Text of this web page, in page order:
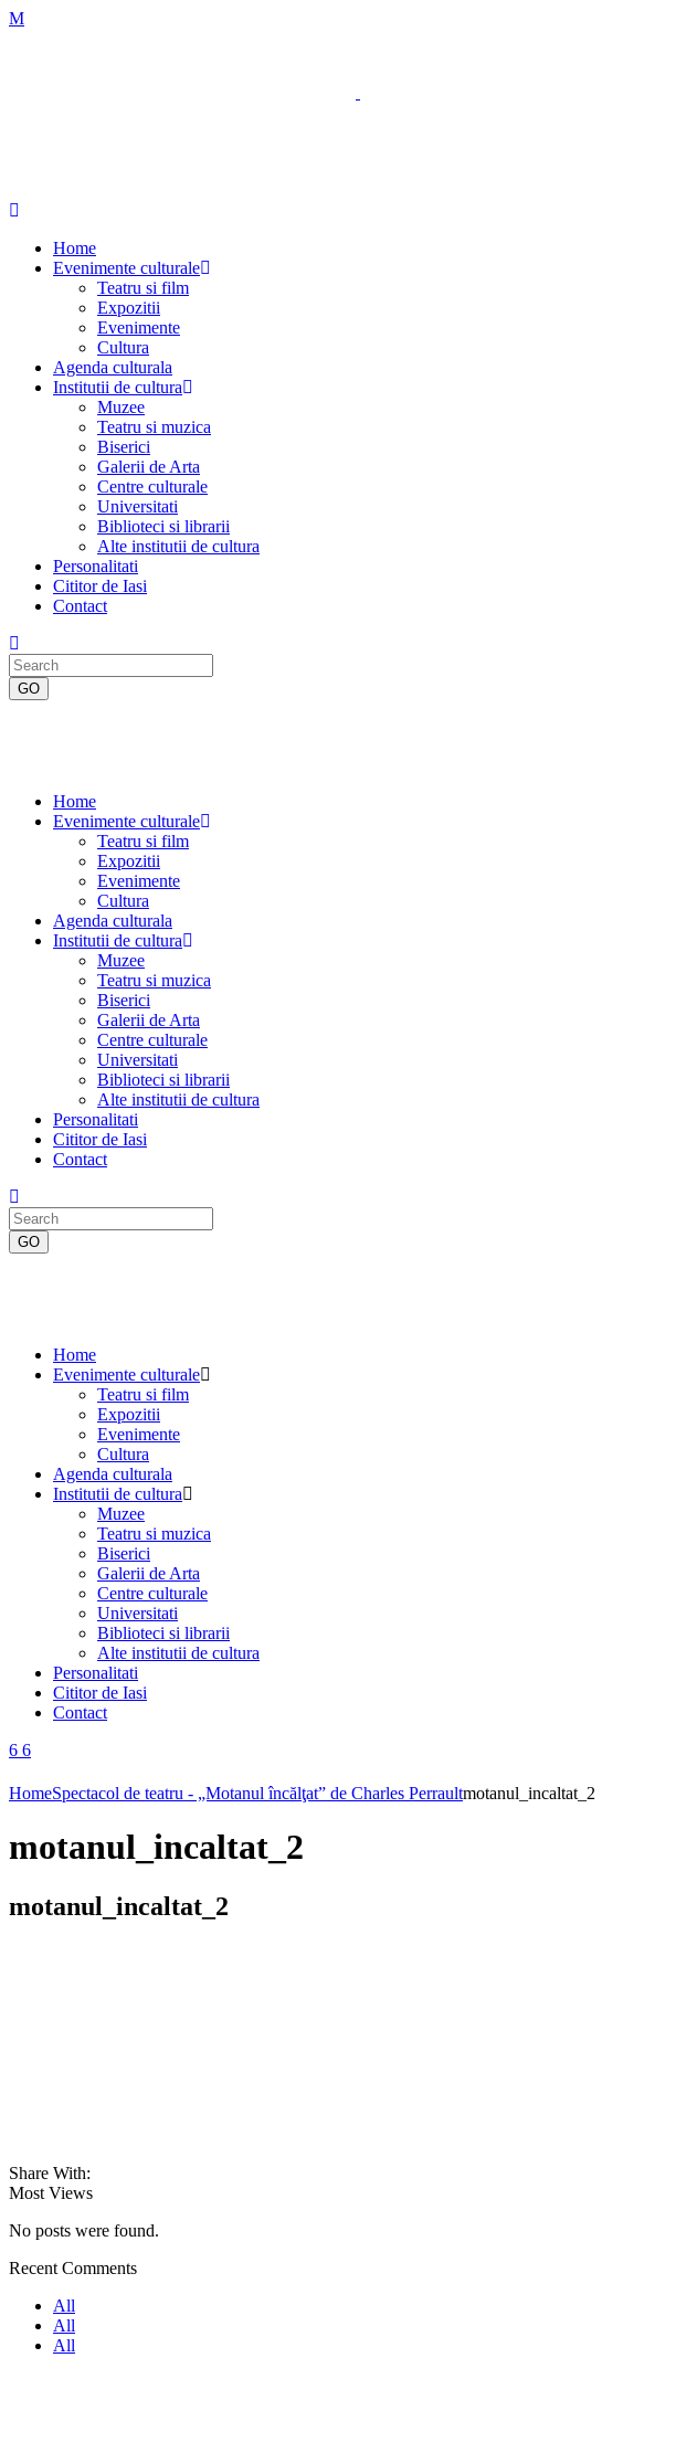
Home
Evenimente culturale
Teatru si film
Expozitii
Evenimente
Cultura
Agenda culturala
Institutii de cultura
Muzee
Teatru si muzica
Biserici
Galerii de Arta
Centre culturale
Universitati
Biblioteci si librarii
Alte institutii de cultura
Personalitati
Cititor de Iasi
Contact
Home
Evenimente culturale
Teatru si film
Expozitii
Evenimente
Cultura
Agenda culturala
Institutii de cultura
Muzee
Teatru si muzica
Biserici
Galerii de Arta
Centre culturale
Universitati
Biblioteci si librarii
Alte institutii de cultura
Personalitati
Cititor de Iasi
Contact
Home
Evenimente culturale
Teatru si film
Expozitii
Evenimente
Cultura
Agenda culturala
Institutii de cultura
Muzee
Teatru si muzica
Biserici
Galerii de Arta
Centre culturale
Universitati
Biblioteci si librarii
Alte institutii de cultura
Personalitati
Cititor de Iasi
Contact
HomeSpectacol de teatru - „Motanul încălţat” de Charles Perraultmotanul_incaltat_2
motanul_incaltat_2
motanul_incaltat_2
Share With:
Most Views
No posts were found.
Recent Comments
All
All
All